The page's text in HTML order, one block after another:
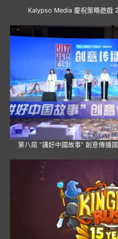
Kalypso Media 慶祝策略遊
第八屆 “講好中國故事” 創意傳播